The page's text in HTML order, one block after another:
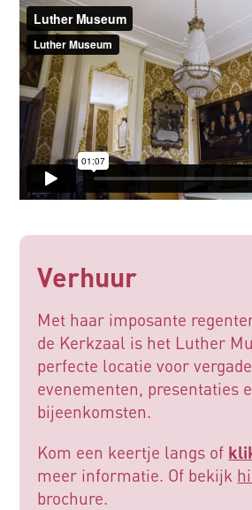
Verhuur
Met haar imposante
de Kerkzaal is het Luther
perfecte locatie voor
evenementen, presentaties
bijeenkomsten.
Kom een keertje langs of
meer informatie. Of bekijk
brochure.